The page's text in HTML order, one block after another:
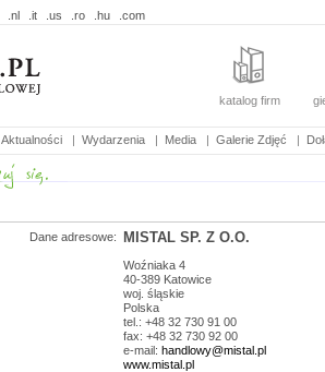
.nl .it .us .ro .hu .com
katalog firm
Aktualności | Wydarzenia | Media | Galerie Zdjęć |
Dane adresowe: MISTAL SP. Z O.O.
Woźniaka 4
40-389 Katowice
woj. śląskie
Polska
tel.: +48 32 730 91 00
fax: +48 32 730 92 00
e-mail: handlowy@mistal.pl
www.mistal.pl